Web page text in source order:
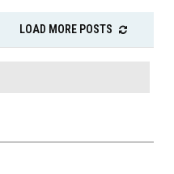
LOAD MORE POSTS